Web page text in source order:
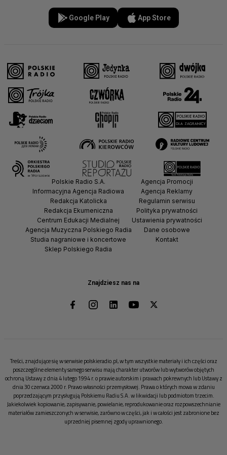
Google Play App Store
Znajdziesz nas na
Polskie Radio S.A.
Informacyjna Agencja Radiowa
Redakcja Katolicka
Redakcja Ekumeniczna
Centrum Edukacji Medialnej
Agencja Muzyczna Polskiego Radia
Studia nagraniowe i koncertowe
Sklep Polskiego Radia
Agencja Promocji
Agencja Reklamy
Regulamin serwisu
Polityka prywatności
Ustawienia prywatności
Dane osobowe
Kontakt
Treści, znajdujące się w serwisie polskieradio.pl, w tym wszystkie materiały i ich części oraz
poszczególne elementy samego serwisu mają charakter utworów lub wytworów objętych
ochroną Ustawy z dnia 4 lutego 1994 r. o prawie autorskim i prawach pokrewnych lub Ustawy z
dnia 30 czerwca 2000 r. Prawo własności przemysłowej. Prawa o których mowa w zdaniu
poprzedzającym przysługują Polskiemu Radiu S.A. w likwidacji lub podmiotom trzecim.
Jakiekolwiek kopiowanie, zapisywanie, powielanie, reprodukowanie oraz rozpowszechnianie
materiałów zamieszczonych w serwisie, zarówno w części, jak i w całości jest zabronione bez
uprzedniej pisemnej zgody uprawnionego.